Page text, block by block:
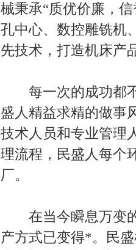
械秉承“质优价廉，
孔中心、数控雕铣机
先技术，打造机床产
每一次的成功都不
盛人精益求精的做事
技术人员和专业管理
理流程，民盛人每个
厂。
在当今瞬息万变的
产方式已变得*。民